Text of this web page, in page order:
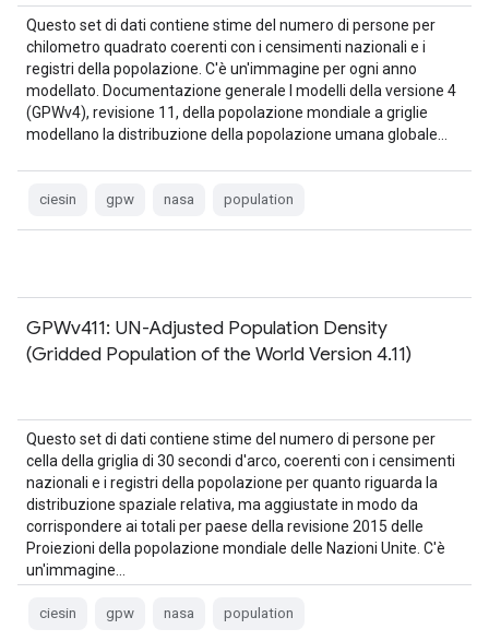
Questo set di dati contiene stime del numero di persone per
chilometro quadrato coerenti con i censimenti nazionali e i
registri della popolazione. C'è un'immagine per ogni anno
modellato. Documentazione generale I modelli della versione 4
(GPWv4), revisione 11, della popolazione mondiale a griglie
modellano la distribuzione della popolazione umana globale…
ciesin gpw nasa population
GPWv411: UN-Adjusted Population Density
(Gridded Population of the World Version 4.11)
Questo set di dati contiene stime del numero di persone per
cella della griglia di 30 secondi d'arco, coerenti con i censimenti
nazionali e i registri della popolazione per quanto riguarda la
distribuzione spaziale relativa, ma aggiustate in modo da
corrispondere ai totali per paese della revisione 2015 delle
Proiezioni della popolazione mondiale delle Nazioni Unite. C'è
un'immagine…
ciesin gpw nasa population